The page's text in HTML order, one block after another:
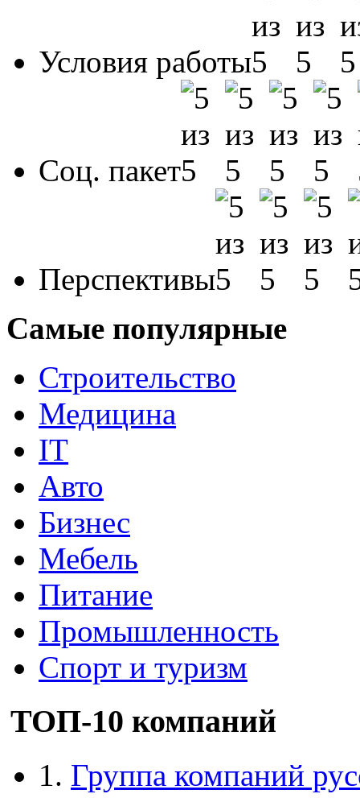
Условия работы
Соц. пакет
Перспективы
Самые популярные
Строительство
Медицина
IT
Авто
Бизнес
Мебель
Питание
Промышленность
Спорт и туризм
ТОП-10 компаний
1. Группа компаний